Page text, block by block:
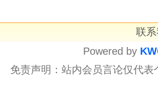
联
Powered by
免责声明：站内会员言论仅代